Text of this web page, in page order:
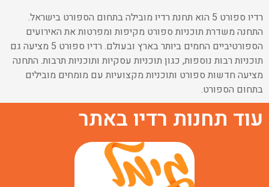
רדיו ספורט 5 הוא תחנת רדיו מובילה בתחום הספורט בישראל.
התחנה משדרת תוכניות ספורט מקיפות ומפרטות את האירועים
הספורטיביים החמים ביותר בארץ ובעולם. רדיו ספורט 5 מציעה גם
תוכניות רבות נוספות, כגון תוכניות עסקיות ותוכניות תרבות. התחנה
מציעה חדשות ספורט ותוכניות מקצועיות עם מומחים מובילים
בתחום הספורט.
עוד תחנות רדיו באתר